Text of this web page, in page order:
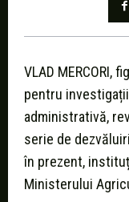
VLAD MERCORI,
pentru
administrativă,
serie de
în prezent,
Ministerului
Urmărește